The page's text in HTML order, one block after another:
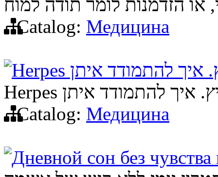
או הזדמנות לומר תודה למוח
Catalog: Медицина
Catalog: Медицина
Дневной сон без